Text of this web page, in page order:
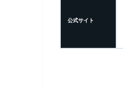
公式サイト